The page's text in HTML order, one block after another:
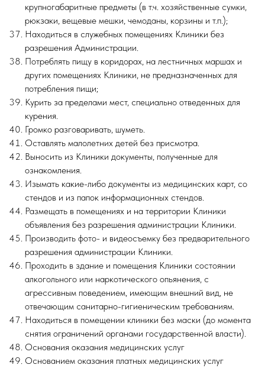
крупногабаритные предметы (в т.ч. хозяйственные сумки,
рюкзаки, вещевые мешки, чемоданы, корзины и т.п.);
Находиться в служебных помещениях Клиники без
разрешения Администрации.
Потреблять пищу в коридорах, на лестничных маршах и
других помещениях Клиники, не предназначенных для
потребления пищи;
Курить за пределами мест, специально отведенных для
курения.
Громко разговаривать, шуметь.
Оставлять малолетних детей без присмотра.
Выносить из Клиники документы, полученные для
ознакомления.
Изымать какие-либо документы из медицинских карт, со
стендов и из папок информационных стендов.
Размещать в помещениях и на территории Клиники
объявления без разрешения администрации Клиники.
Производить фото- и видеосъемку без предварительного
разрешения администрации Клиники.
Проходить в здание и помещения Клиники состоянии
алкогольного или наркотического опьянения, с
агрессивным поведением, имеющим внешний вид, не
отвечающим санитарно-гигиеническим требованиям.
Находиться в помещении клиники без маски (до момента
снятия ограничений органами государственной власти).
Основания оказания медицинских услуг
Основанием оказания платных медицинских услуг